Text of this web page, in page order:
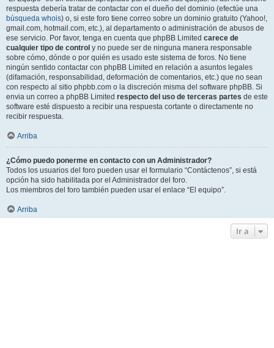
respuesta debería tratar de contactar con el dueño del dominio (efectúe una
búsqueda whois) o, si este foro tiene correo sobre un dominio gratuito (Yahoo!,
gmail.com, hotmail.com, etc.), al departamento o administración de abusos de
ese servicio. Por favor, tenga en cuenta que phpBB Limited carece de
cualquier tipo de control y no puede ser de ninguna manera responsable
sobre cómo, dónde o por quién es usado este sistema de foros. No tiene
ningún sentido contactar con phpBB Limited en relación a asuntos legales
(difamación, responsabilidad, deformación de comentarios, etc.) que no sean
con respecto al sitio phpbb.com o la discreción misma del software phpBB. Si
envia un correo a phpBB Limited respecto del uso de terceras partes de este
software esté dispuesto a recibir una respuesta cortante o directamente no
recibir respuesta.
Arriba
¿Cómo puedo ponerme en contacto con un Administrador?
Todos los usuarios del foro pueden usar el formulario “Contáctenos”, si está
opción ha sido habilitada por el Administrador del foro.
Los miembros del foro también pueden usar el enlace “El equipo”.
Arriba
Ir a